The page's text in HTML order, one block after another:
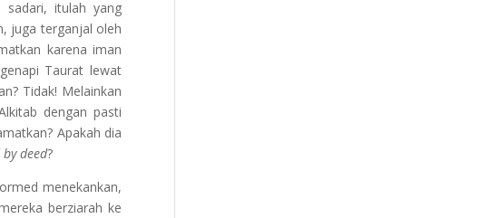
sadari, itulah yang
juga terganjal oleh
karena iman
Taurat lewat
Tidak! Melainkan
dengan pasti
Apakah dia
deed?
menekankan,
berziarah ke